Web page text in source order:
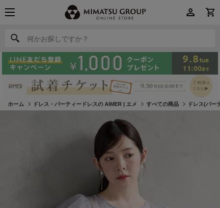
何かお探しですか？
何かお探しですか？
ホーム ドレス・パーティードレスの AIMER | エメ すべての商品 ドレス(パー